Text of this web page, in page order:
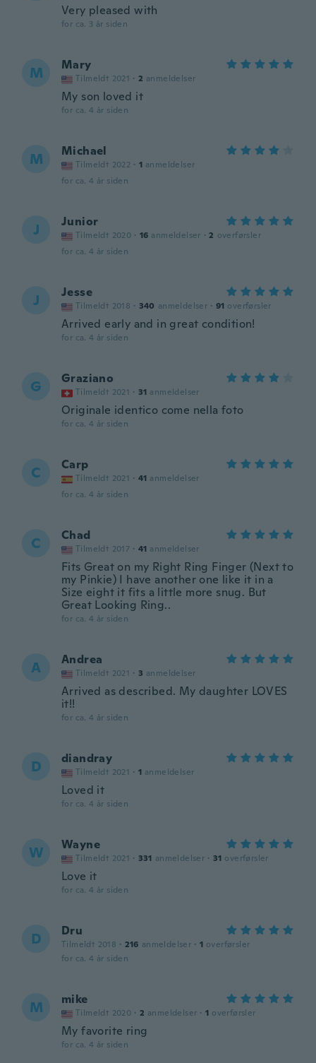
Very pleased with
for ca. 3 år siden
M Mary
Tilmeldt 2021 · 2 anmeldelser
My son loved it
for ca. 4 år siden
M Michael
Tilmeldt 2022 · 1 anmeldelser
for ca. 4 år siden
J Junior
Tilmeldt 2020 · 16 anmeldelser · 2 overførsler
for ca. 4 år siden
J Jesse
Tilmeldt 2018 · 340 anmeldelser · 91 overførsler
Arrived early and in great condition!
for ca. 4 år siden
G Graziano
Tilmeldt 2021 · 31 anmeldelser
Originale identico come nella foto
for ca. 4 år siden
C Carp
Tilmeldt 2021 · 41 anmeldelser
for ca. 4 år siden
C Chad
Tilmeldt 2017 · 41 anmeldelser
Fits Great on my Right Ring Finger (Next to
my Pinkie) I have another one like it in a
Size eight it fits a little more snug. But
Great Looking Ring..
for ca. 4 år siden
A Andrea
Tilmeldt 2021 · 3 anmeldelser
Arrived as described. My daughter LOVES
it!!
for ca. 4 år siden
D diandray
Tilmeldt 2021 · 1 anmeldelser
Loved it
for ca. 4 år siden
W Wayne
Tilmeldt 2021 · 331 anmeldelser · 31 overførsler
Love it
for ca. 4 år siden
D Dru
Tilmeldt 2018 · 216 anmeldelser · 1 overførsler
for ca. 4 år siden
M mike
Tilmeldt 2020 · 2 anmeldelser · 1 overførsler
My favorite ring
for ca. 4 år siden